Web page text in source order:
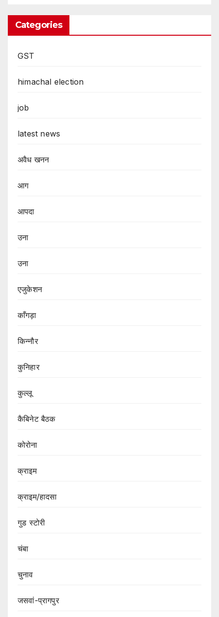
Categories
GST
himachal election
job
latest news
अवैध खनन
आग
आपदा
उना
उना
एजुकेशन
काँगड़ा
किन्नौर
कुनिहार
कुल्लू
कैबिनेट बैठक
कोरोना
क्राइम
क्राइम/हादसा
गुड स्टोरी
चंबा
चुनाव
जसवां-प्रागपुर